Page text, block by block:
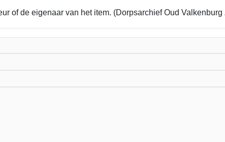
of de eigenaar van het item. (Dorpsarchief Oud Valkenburg